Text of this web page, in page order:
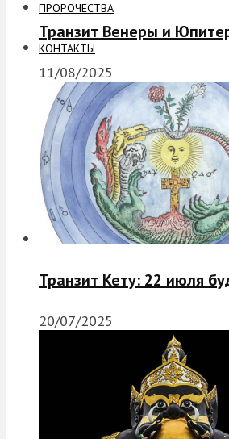
ПРОРОЧЕСТВА
КОНТАКТЫ
Транзит Венеры и
11/08/2025
Транзит Кету: 22 июля
20/07/2025